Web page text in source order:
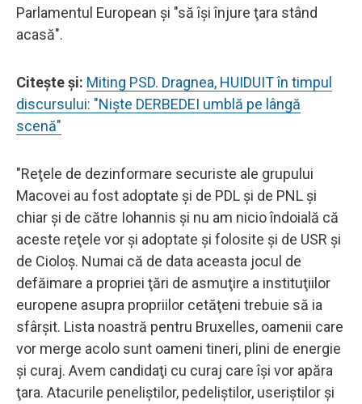
Parlamentul European şi "să îşi înjure ţara stând
acasă".
Citeşte şi: Miting PSD. Dragnea, HUIDUIT în timpul
discursului: "Nişte DERBEDEI umblă pe lângă
scenă"
"Reţele de dezinformare securiste ale grupului
Macovei au fost adoptate şi de PDL şi de PNL şi
chiar şi de către Iohannis şi nu am nicio îndoială că
aceste reţele vor şi adoptate şi folosite şi de USR şi
de Cioloş. Numai că de data aceasta jocul de
defăimare a propriei ţări de asmuţire a instituţiilor
europene asupra propriilor cetăţeni trebuie să ia
sfârşit. Lista noastră pentru Bruxelles, oamenii care
vor merge acolo sunt oameni tineri, plini de energie
şi curaj. Avem candidaţi cu curaj care îşi vor apăra
ţara. Atacurile peneliştilor, pedeliştilor, useriştilor şi